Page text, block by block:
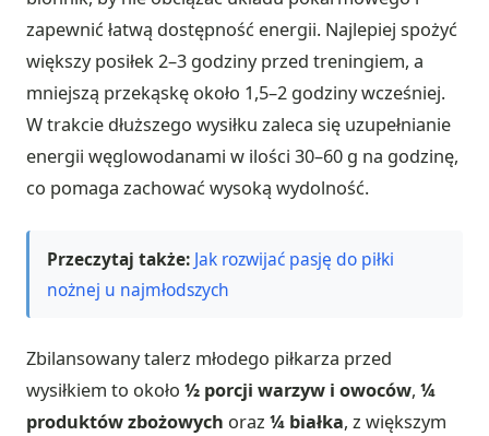
zapewnić łatwą dostępność energii. Najlepiej spożyć
większy posiłek 2–3 godziny przed treningiem, a
mniejszą przekąskę około 1,5–2 godziny wcześniej.
W trakcie dłuższego wysiłku zaleca się uzupełnianie
energii węglowodanami w ilości 30–60 g na godzinę,
co pomaga zachować wysoką wydolność.
Przeczytaj także: Jak rozwijać pasję do piłki
nożnej u najmłodszych
Zbilansowany talerz młodego piłkarza przed
wysiłkiem to około ½ porcji warzyw i owoców, ¼
produktów zbożowych oraz ¼ białka, z większym